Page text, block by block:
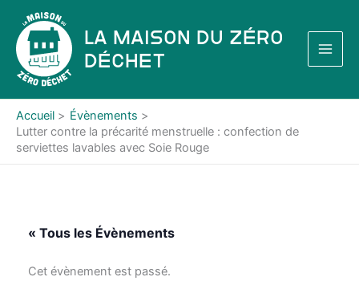
contenu
La Maison du Zéro
Déchet
Accueil
Évènements
Lutter contre la précarité menstruelle : confection de
serviettes lavables avec Soie Rouge
« Tous les Évènements
Cet évènement est passé.